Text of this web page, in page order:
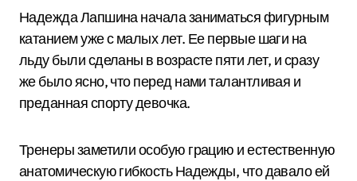
Надежда Лапшина начала заниматься фигурным
катанием уже с малых лет. Ее первые шаги на
льду были сделаны в возрасте пяти лет, и сразу
же было ясно, что перед нами талантливая и
преданная спорту девочка.
Тренеры заметили особую грацию и естественную
анатомическую гибкость Надежды, что давало ей